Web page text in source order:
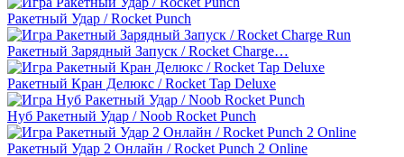
Ракетный Удар / Rocket Punch
Ракетный Зарядный Запуск / Rocket Charge…
Ракетный Кран Делюкс / Rocket Tap Deluxe
Нуб Ракетный Удар / Noob Rocket Punch
Ракетный Удар 2 Онлайн / Rocket Punch 2 Online